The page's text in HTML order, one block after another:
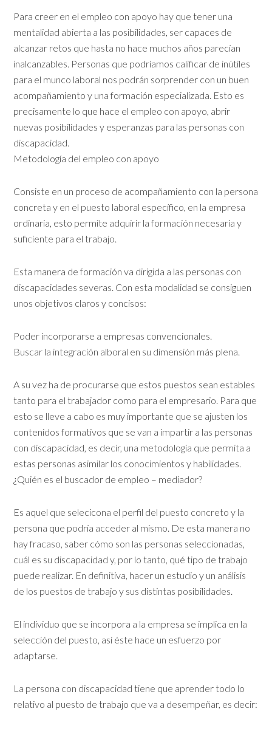
Para creer en el empleo con apoyo hay que tener una
mentalidad abierta a las posibilidades, ser capaces de
alcanzar retos que hasta no hace muchos años parecían
inalcanzables. Personas que podríamos calificar de inútiles
para el munco laboral nos podrán sorprender con un buen
acompañamiento y una formación especializada. Esto es
precisamente lo que hace el empleo con apoyo, abrir
nuevas posibilidades y esperanzas para las personas con
discapacidad.
Metodología del empleo con apoyo
Consiste en un proceso de acompañamiento con la persona
concreta y en el puesto laboral específico, en la empresa
ordinaria, esto permite adquirir la formación necesaria y
suficiente para el trabajo.
Esta manera de formación va dirigida a las personas con
discapacidades severas. Con esta modalidad se consiguen
unos objetivos claros y concisos:
Poder incorporarse a empresas convencionales.
Buscar la integración alboral en su dimensión más plena.
A su vez ha de procurarse que estos puestos sean estables
tanto para el trabajador como para el empresario. Para que
esto se lleve a cabo es muy importante que se ajusten los
contenidos formativos que se van a impartir a las personas
con discapacidad, es decir, una metodología que permita a
estas personas asimilar los conocimientos y habilidades.
¿Quién es el buscador de empleo – mediador?
Es aquel que selecicona el perfil del puesto concreto y la
persona que podría acceder al mismo. De esta manera no
hay fracaso, saber cómo son las personas seleccionadas,
cuál es su discapacidad y, por lo tanto, qué tipo de trabajo
puede realizar. En definitiva, hacer un estudio y un análisis
de los puestos de trabajo y sus distintas posibilidades.
El individuo que se incorpora a la empresa se implica en la
selección del puesto, así éste hace un esfuerzo por
adaptarse.
La persona con discapacidad tiene que aprender todo lo
relativo al puesto de trabajo que va a desempeñar, es decir: